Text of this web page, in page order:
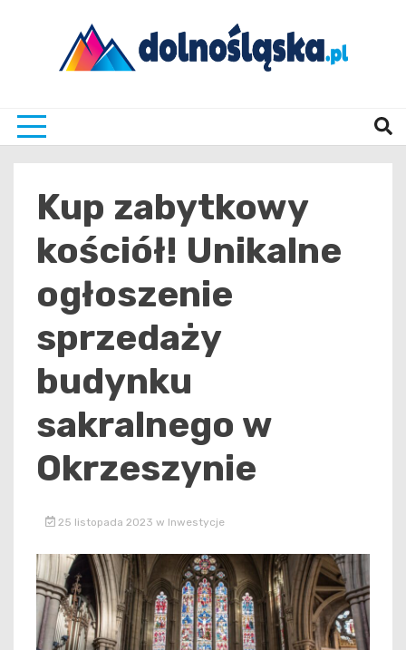
Kup zabytkowy
kościół! Unikalne
ogłoszenie
sprzedaży
budynku
sakralnego w
Okrzeszynie
25 listopada 2023 w Inwestycje